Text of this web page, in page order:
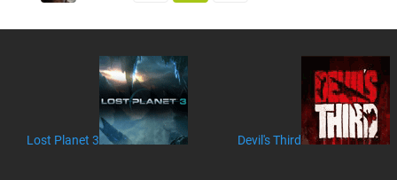
Lost Planet 3 Devil's Third